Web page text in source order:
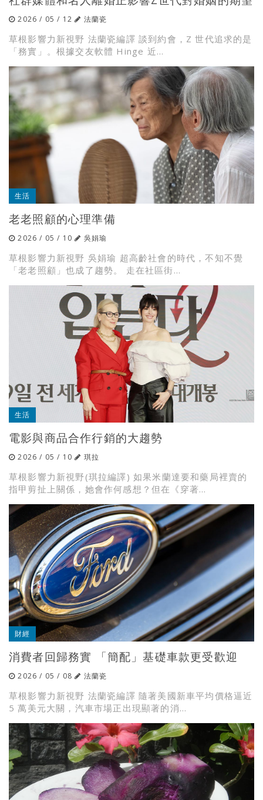
2026 / 05 / 12 法蘭瓷
草根影響力新視野 法蘭瓷編譯 談到約會，Z 世代追求的是
「務實」。根據交友軟體 Hinge 近...
生活
老老照顧的心理準備
2026 / 05 / 10 吳娟瑜
草根影響力新視野 吳娟瑜 超高齡社會的時代，不知不覺
「老老照顧」也成了趨勢。 走在社區街...
生活
電影與商品合作行銷的大趨勢
2026 / 05 / 10 琪拉
草根影響力新視野(琪拉編譯) 如果米蘭達要和藥局裡賣的
指甲剪扯上關係，她會作何感想？但在《穿著...
財經
消費者回歸務實 「簡配」基礎車款更受歡迎
2026 / 05 / 08 法蘭瓷
草根影響力新視野 法蘭瓷編譯 隨著美國新車平均價格逼近
5 萬美元大關，汽車市場正出現顯著的消...